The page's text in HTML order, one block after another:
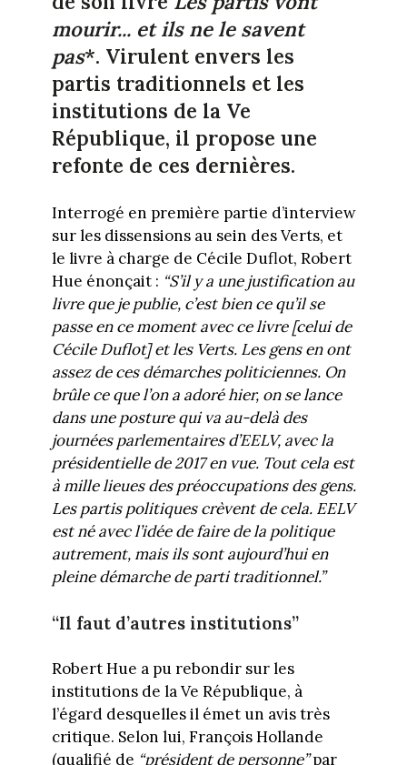
mourir... et ils ne le savent
pas*. Virulent envers les
partis traditionnels et les
institutions de la Ve
République, il propose une
refonte de ces dernières.
Interrogé en première partie d’interview
sur les dissensions au sein des Verts, et
le livre à charge de Cécile Duflot, Robert
Hue énonçait : “S’il y a une justification au
livre que je publie, c’est bien ce qu’il se
passe en ce moment avec ce livre [celui de
Cécile Duflot] et les Verts. Les gens en ont
assez de ces démarches politiciennes. On
brûle ce que l’on a adoré hier, on se lance
dans une posture qui va au-delà des
journées parlementaires d’EELV, avec la
présidentielle de 2017 en vue. Tout cela est
à mille lieues des préoccupations des gens.
Les partis politiques crèvent de cela. EELV
est né avec l’idée de faire de la politique
autrement, mais ils sont aujourd’hui en
pleine démarche de parti traditionnel.”
“Il faut d’autres institutions”
Robert Hue a pu rebondir sur les
institutions de la Ve République, à
l’égard desquelles il émet un avis très
critique. Selon lui, François Hollande
(qualifié de “président de personne”par